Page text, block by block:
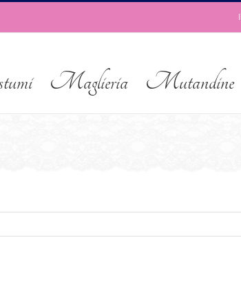
Maglieria Mutandine